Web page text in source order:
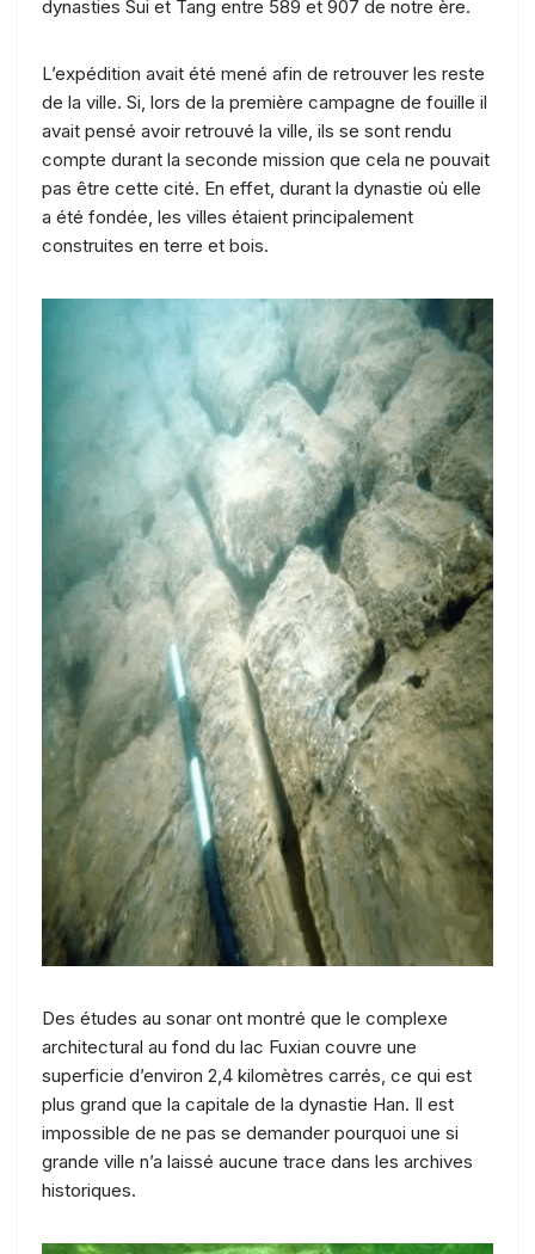
dynasties Sui et Tang entre 589 et 907 de notre ère.
L’expédition avait été mené afin de retrouver les reste
de la ville. Si, lors de la première campagne de fouille il
avait pensé avoir retrouvé la ville, ils se sont rendu
compte durant la seconde mission que cela ne pouvait
pas être cette cité. En effet, durant la dynastie où elle
a été fondée, les villes étaient principalement
construites en terre et bois.
Des études au sonar ont montré que le complexe
architectural au fond du lac Fuxian couvre une
superficie d’environ 2,4 kilomètres carrés, ce qui est
plus grand que la capitale de la dynastie Han. Il est
impossible de ne pas se demander pourquoi une si
grande ville n’a laissé aucune trace dans les archives
historiques.